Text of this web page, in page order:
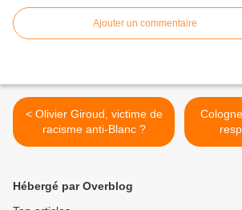
Ajouter un commentaire
< Olivier Giroud, victime de
racisme anti-Blanc ?
Hébergé par Overblog